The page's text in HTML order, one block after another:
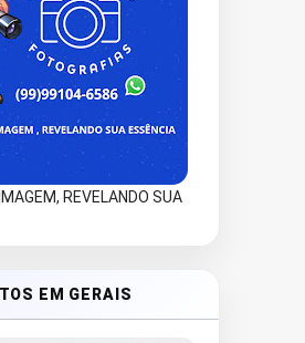
REVELANDO SUA
EM GERAIS